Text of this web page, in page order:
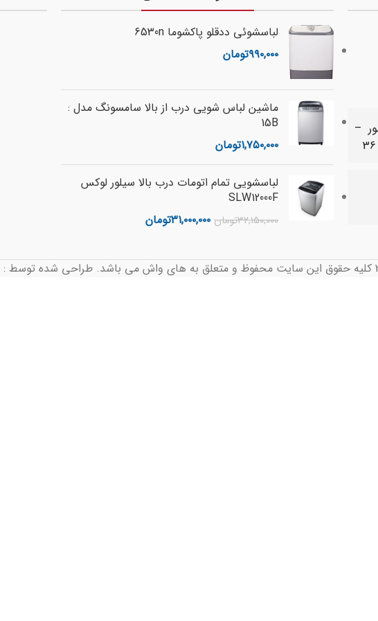
–
لباسشوئی ددقلو پاکشوما 6530n
۹۹۰,۰۰۰تومان
ماشین لباس شویی درب از بالا سامسونگ مدل :
15B
۱,۷۵۰,۰۰۰تومان
لباسشویی تمام اتومات درب بالا سیلور لوکس
SLW12000F
۳۲,۱۵۰,۰۰۰تومان ۳۱,۰۰۰,۰۰۰تومان